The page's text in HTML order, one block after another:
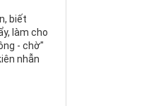
biết
làm cho
- chờ"
nhẫn